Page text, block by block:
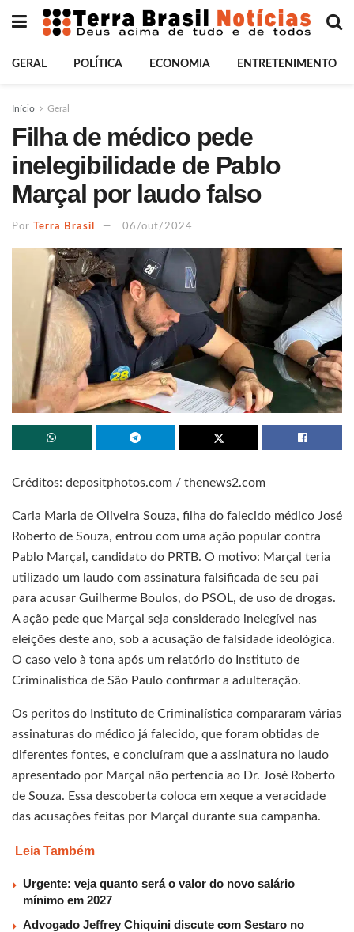
GERAL POLÍTICA ECONOMIA ENTRETENIMENTO
Início Geral
Filha de médico pede
inelegibilidade de Pablo
Marçal por laudo falso
Por Terra Brasil 06/out/2024
Créditos: depositphotos.com / thenews2.com
Carla Maria de Oliveira Souza, filha do falecido médico José
Roberto de Souza, entrou com uma ação popular contra
Pablo Marçal, candidato do PRTB. O motivo: Marçal teria
utilizado um laudo com assinatura falsificada de seu pai
para acusar Guilherme Boulos, do PSOL, de uso de drogas.
A ação pede que Marçal seja considerado inelegível nas
eleições deste ano, sob a acusação de falsidade ideológica.
O caso veio à tona após um relatório do Instituto de
Criminalística de São Paulo confirmar a adulteração.
Os peritos do Instituto de Criminalística compararam várias
assinaturas do médico já falecido, que foram obtidas de
diferentes fontes, e concluíram que a assinatura no laudo
apresentado por Marçal não pertencia ao Dr. José Roberto
de Souza. Essa descoberta coloca em xeque a veracidade
das acusações feitas por Marçal durante sua campanha.
Leia Também
Urgente: veja quanto será o valor do novo salário
mínimo em 2027
Advogado Jeffrey Chiquini discute com Sestaro no